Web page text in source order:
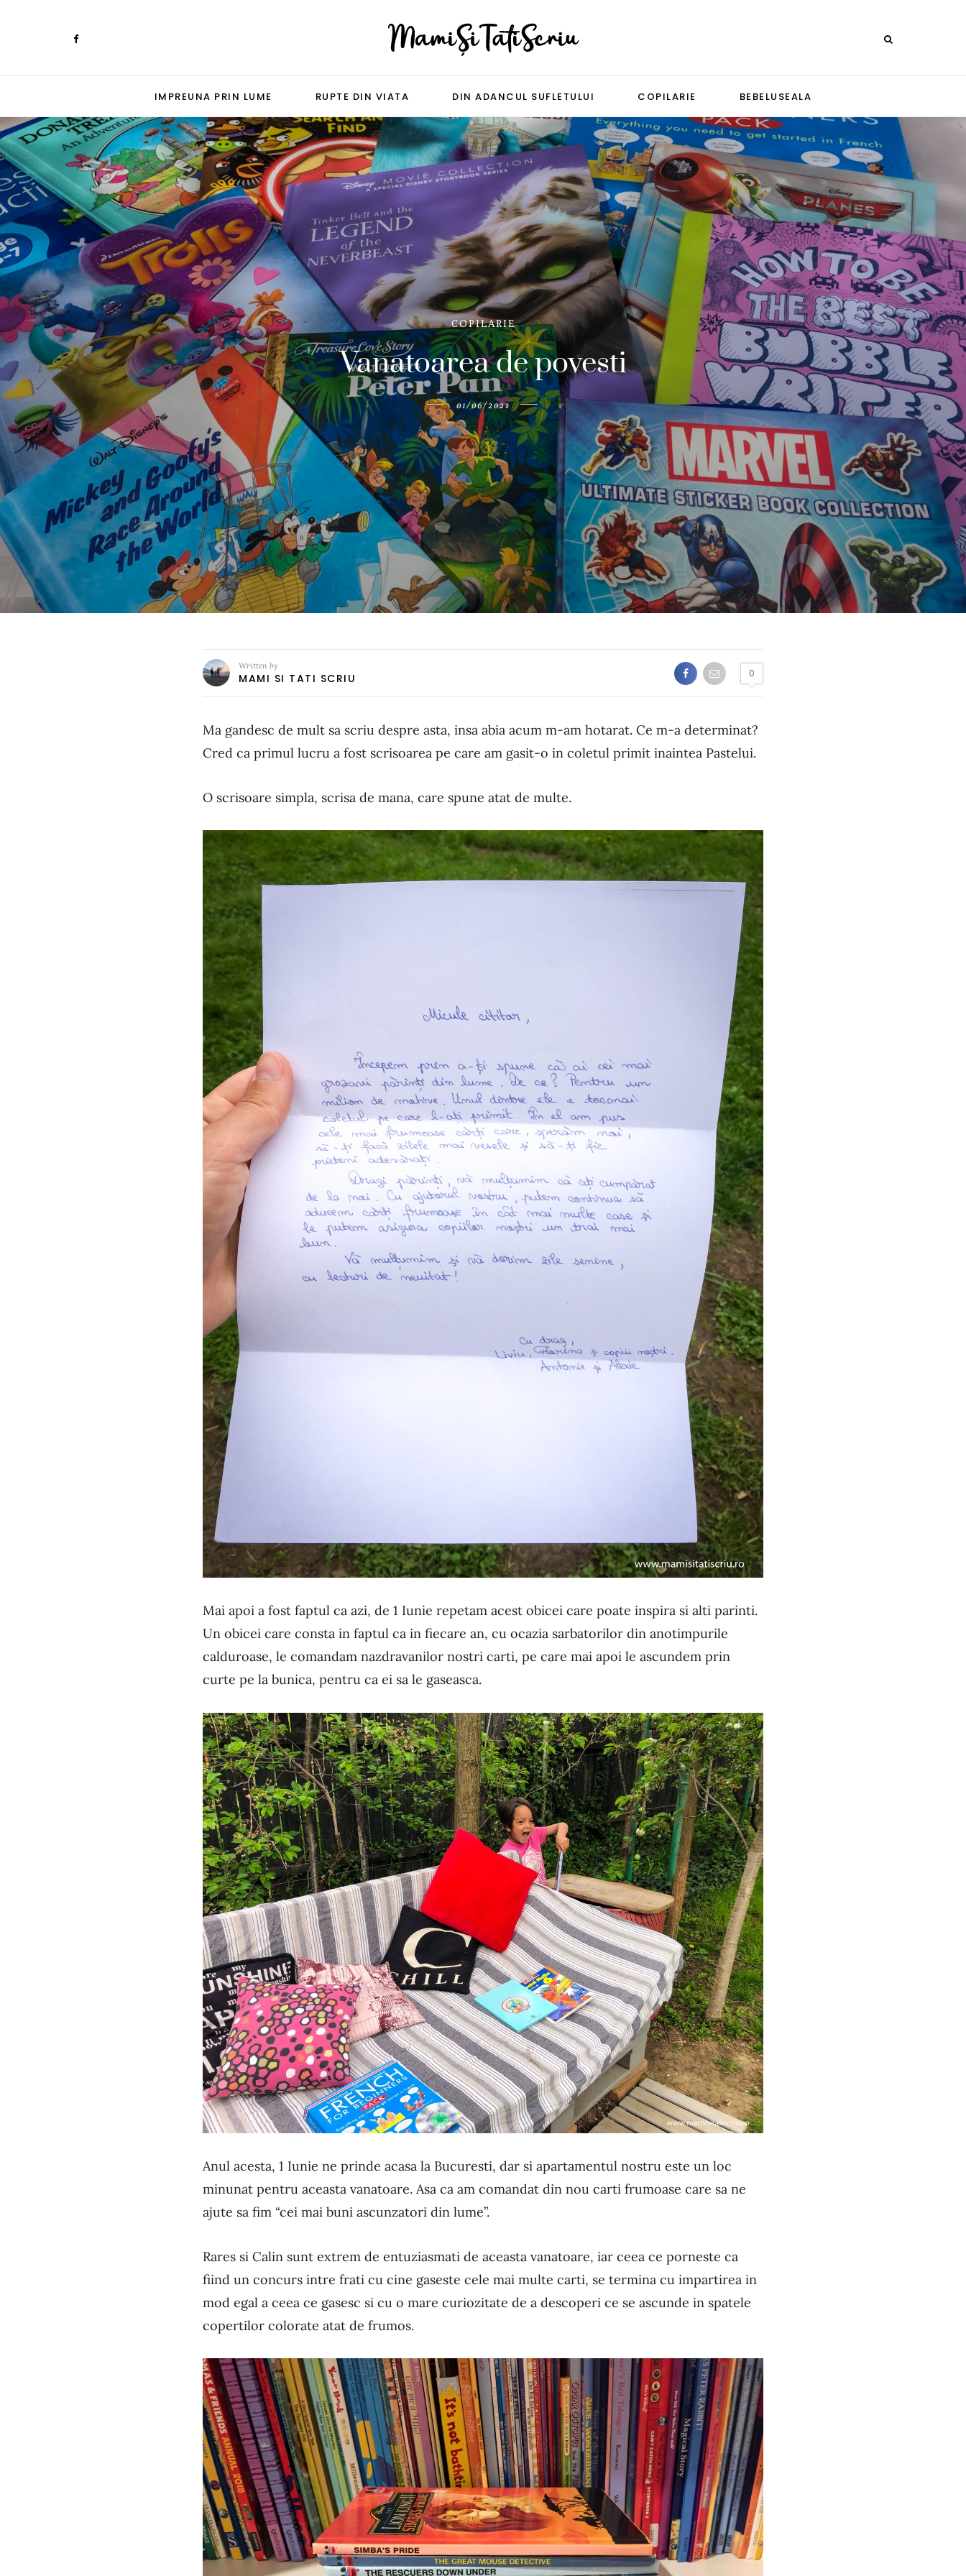
IMPREUNA PRIN LUME RUPTE DIN VIATA DIN ADANCUL SUFLETULUI COPILARIE BEBELUSEALA
COPILARIE
Vanatoarea de povesti
01/06/2021
Written by
MAMI SI TATI SCRIU 0
Ma gandesc de mult sa scriu despre asta, insa abia acum m-am hotarat. Ce m-a determinat?
Cred ca primul lucru a fost scrisoarea pe care am gasit-o in coletul primit inaintea Pastelui.
O scrisoare simpla, scrisa de mana, care spune atat de multe.
Mai apoi a fost faptul ca azi, de 1 Iunie repetam acest obicei care poate inspira si alti parinti.
Un obicei care consta in faptul ca in fiecare an, cu ocazia sarbatorilor din anotimpurile
calduroase, le comandam nazdravanilor nostri carti, pe care mai apoi le ascundem prin
curte pe la bunica, pentru ca ei sa le gaseasca.
Anul acesta, 1 Iunie ne prinde acasa la Bucuresti, dar si apartamentul nostru este un loc
minunat pentru aceasta vanatoare. Asa ca am comandat din nou carti frumoase care sa ne
ajute sa fim “cei mai buni ascunzatori din lume”.
Rares si Calin sunt extrem de entuziasmati de aceasta vanatoare, iar ceea ce porneste ca
fiind un concurs intre frati cu cine gaseste cele mai multe carti, se termina cu impartirea in
mod egal a ceea ce gasesc si cu o mare curiozitate de a descoperi ce se ascunde in spatele
copertilor colorate atat de frumos.